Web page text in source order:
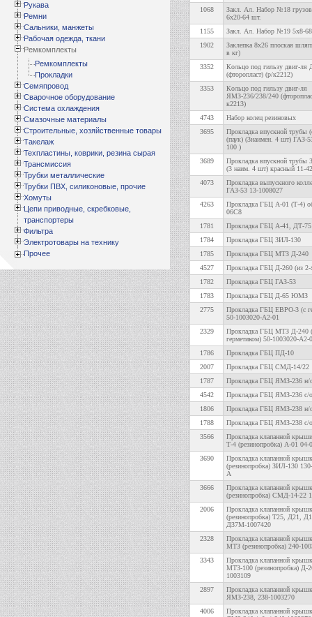
Рукава
Ремни
Сальники, манжеты
Рабочая одежда, ткани
Ремкомплекты
Ремкомплекты
Прокладки
Семяпровод
Сварочное оборудование
Система охлаждения
Смазочные материалы
Строительные, хозяйственные товары
Такелаж
Техпластины, коврики, резина сырая
Трансмиссия
Трубки металлические
Трубки ПВХ, силиконовые, прочие
Хомуты
Цепи приводные, скребковые,
транспортеры
Фильтра
Электротовары на технику
Прочее
1068
Закл. Ал. Набор №18
6х20-64 шт.
1155
Закл. Ал. Набор №19 5х8-
1902
Заклепка 8х26 плоская
в кг)
3352
Кольцо под гильзу двиг-ля
(фторопласт) (р/к2212)
3353
Кольцо под гильзу двиг-ля
ЯМЗ-236/238/240
к2213)
4743
Набор колец резиновых
3695
Прокладка впускной трубы
(паук) (3наимен. 4 шт) ГАЗ-
100 )
3689
Прокладка впускной трубы
(3 наим. 4 шт) красный 11-
4073
Прокладка выпускного
ГАЗ-53 13-1008027
4263
Прокладка ГБЦ А-01 (Т-4)
06С8
1781
Прокладка ГБЦ А-41, ДТ-75
1784
Прокладка ГБЦ ЗИЛ-130
1785
Прокладка ГБЦ МТЗ Д-240
4527
Прокладка ГБЦ Д-260 (из 2-
1782
Прокладка ГБЦ ГАЗ-53
1783
Прокладка ГБЦ Д-65 ЮМЗ
2775
Прокладка ГБЦ ЕВРО-3 (с
50-1003020-А2-01
2329
Прокладка ГБЦ МТЗ Д-240
герметиком) 50-1003020-А2-
1786
Прокладка ГБЦ ПД-10
2007
Прокладка ГБЦ СМД-14/22
1787
Прокладка ГБЦ ЯМЗ-236 н/
4542
Прокладка ГБЦ ЯМЗ-236 с/о
1806
Прокладка ГБЦ ЯМЗ-238 н/
1788
Прокладка ГБЦ ЯМЗ-238 с/о
3566
Прокладка клапанной
Т-4 (резинопробка) А-01 04-
3690
Прокладка клапанной
(резинопробка) ЗИЛ-130
А
3666
Прокладка клапанной
(резинопробка) СМД-14-22
2006
Прокладка клапанной
(резинопробка) Т25, Д21,
Д37М-1007420
2328
Прокладка клапанной
МТЗ (резинопробка) 240-
3343
Прокладка клапанной
МТЗ-100 (резинопробка) Д-
1003109
2897
Прокладка клапанной
ЯМЗ-238, 238-1003270
4006
Прокладка клапанной